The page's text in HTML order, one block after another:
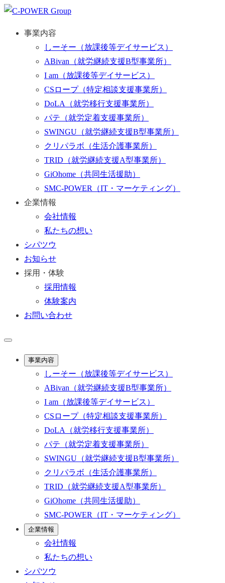
事業内容
しーそー （放課後等デイサービス）
ABivan （就労継続支援B型事業所）
I am （放課後等デイサービス）
CSロープ（特定相談支援事業所）
DoLA
（就労移行支援事業所）
パテ （就労定着支援事業所）
SWINGU （就労継続支援B型事業所）
クリパラボ （生活介護事業所）
TRID （就労継続支援A型事業所）
GiOhome （共同生活援助）
SMC-POWER
（IT・マーケティング）
企業情報
会社情報
私たちの想い
シパツウ
お知らせ
採用・体験
採用情報
体験案内
お問い合わせ
事業内容
しーそー （放課後等デイサービス）
ABivan （就労継続支援B型事業所）
I am （放課後等デイサービス）
CSロープ（特定相談支援事業所）
DoLA
（就労移行支援事業所）
パテ （就労定着支援事業所）
SWINGU （就労継続支援B型事業所）
クリパラボ （生活介護事業所）
TRID （就労継続支援A型事業所）
GiOhome （共同生活援助）
SMC-POWER
（IT・マーケティング）
企業情報
会社情報
私たちの想い
シパツウ